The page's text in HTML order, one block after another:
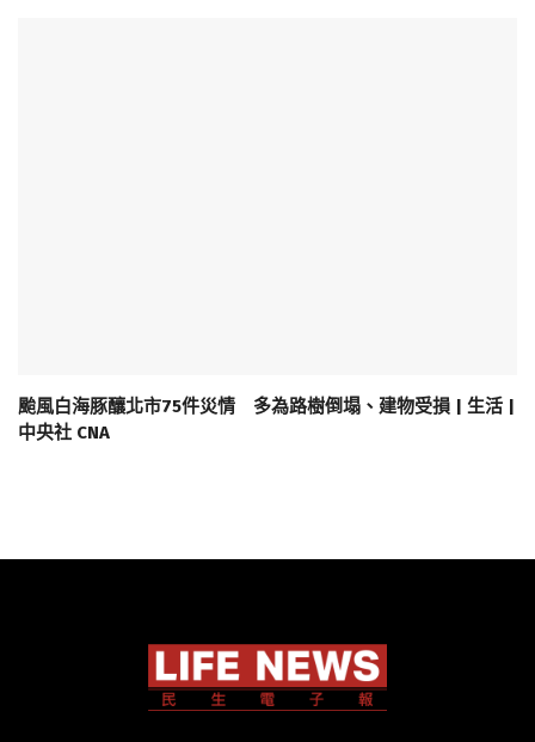
颱風白海豚釀北市75件災情 多為路樹倒塌、建物受損 | 生活 |
中央社 CNA